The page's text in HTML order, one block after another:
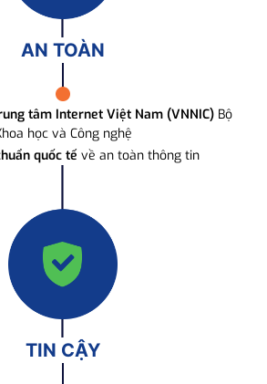
AN TOÀN
tâm Internet Việt Nam (VNNIC) Bộ
học và Công nghệ
quốc tế về an toàn thông tin
TIN CẬY